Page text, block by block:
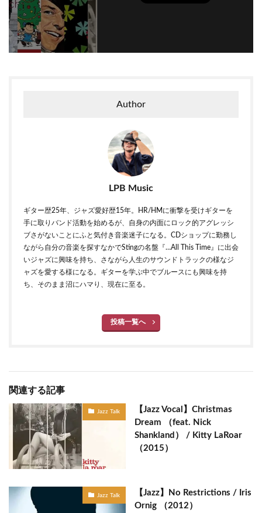
Author
LPB Music
ギター歴25年、ジャズ愛好歴15年。HR/HMに衝撃を受けギターを
手に取りバンド活動を始めるが、自身の内面にロック的アグレッシ
ブさがないことにふと気付き音楽迷子になる。CDショップに勤務し
ながら自分の音楽を探すなかでStingの名盤『…All This Time』に出会
いジャズに興味を持ち、さながら人生のサウンドトラックの様なジ
ャズを愛する様になる。ギターを学ぶ中でブルースにも興味を持
ち、そのまま沼にハマり、現在に至る。
投稿一覧へ
関連する記事
Jazz Talk
【Jazz Vocal】Christmas
Dream （feat. Nick
Shankland） / Kitty LaRoar
（2015）
Jazz Talk
【Jazz】No Restrictions / Iris
Ornig （2012）